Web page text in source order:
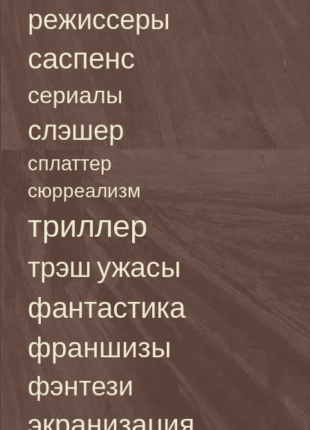
режиссеры
саспенс
сериалы
слэшер
сплаттер
сюрреализм
триллер
трэш ужасы
фантастика
франшизы
фэнтези